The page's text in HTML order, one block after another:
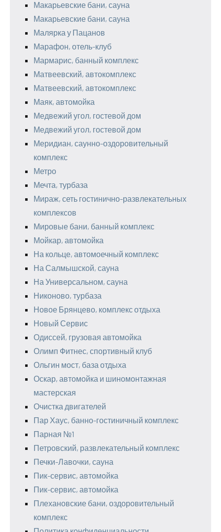
Макарьевские бани, сауна
Макарьевские бани, сауна
Малярка у Пацанов
Марафон, отель-клуб
Мармарис, банный комплекс
Матвеевский, автокомплекс
Матвеевский, автокомплекс
Маяк, автомойка
Медвежий угол, гостевой дом
Медвежий угол, гостевой дом
Меридиан, саунно-оздоровительный
комплекс
Метро
Мечта, турбаза
Мираж, сеть гостинично-развлекательных
комплексов
Мировые бани, банный комплекс
Мойкар, автомойка
На кольце, автомоечный комплекс
На Салмышской, сауна
На Универсальном, сауна
Никоново, турбаза
Новое Брянцево, комплекс отдыха
Новый Сервис
Одиссей, грузовая автомойка
Олимп Фитнес, спортивный клуб
Ольгин мост, база отдыха
Оскар, автомойка и шиномонтажная
мастерская
Очистка двигателей
Пар Хаус, банно-гостиничный комплекс
Парная №1
Петровский, развлекательный комплекс
Печки-Лавочки, сауна
Пик-сервис, автомойка
Пик-сервис, автомойка
Плехановские бани, оздоровительный
комплекс